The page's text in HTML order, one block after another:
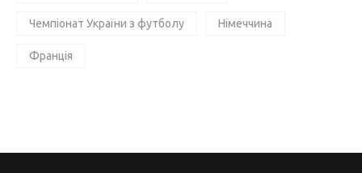
Чемпіонат України з футболу Німеччина
Франція